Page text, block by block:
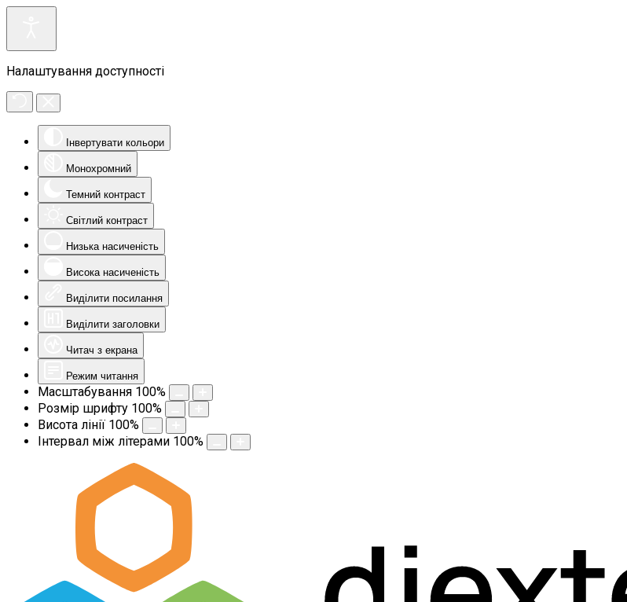
Налаштування доступності
Інвертувати кольори
Монохромний
Темний контраст
Світлий контраст
Низька насиченість
Висока насиченість
Виділити посилання
Виділити заголовки
Читач з екрана
Режим читання
Масштабування 100%
Розмір шрифту 100%
Висота лінії 100%
Інтервал між літерами 100%